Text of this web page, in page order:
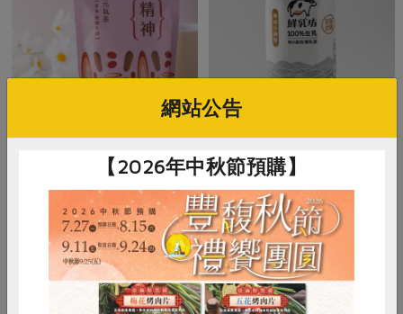
元氣茶【精神】-10入/包
5公克/顆x10顆，50公克/包
常溫
$480
鮮乳坊100%生乳保久乳
200毫升/瓶
奶素 常溫
$38
網站公告
【2026年中秋節預購】